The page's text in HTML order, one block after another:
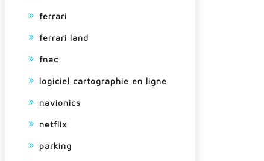
ferrari
ferrari land
fnac
logiciel cartographie en ligne
navionics
netflix
parking